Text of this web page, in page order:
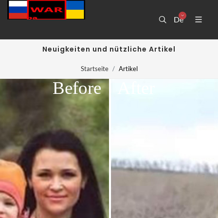
De
Neuigkeiten und nützliche Artikel
Startseite Artikel
Before